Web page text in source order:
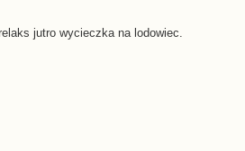
jutro wycieczka na lodowiec.